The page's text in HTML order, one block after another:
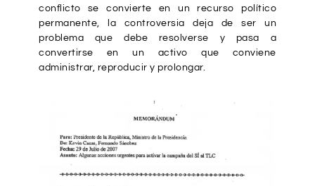
conflicto se convierte en un recurso político
permanente, la controversia deja de ser un
problema que debe resolverse y pasa a
convertirse en un activo que conviene
administrar, reproducir y prolongar.